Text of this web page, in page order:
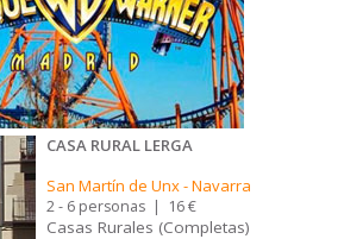
CASA RURAL LERGA
San Martín de Unx-Navarra
2 - 6 personas | 16 €
Casas Rurales (Completas)